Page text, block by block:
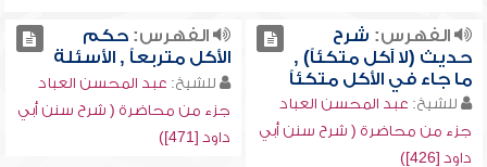
الفهرس: شرح
حديث (لا آكل متكئاً) ,
ما جاء في الأكل متكئاً
للشيخ: عبد المحسن العباد
جزء من محاضرة ( شرح سنن أبي
داود [426])
الفهرس:حكم
الأكل متربعاً , الأسئلة
للشيخ: عبد المحسن العباد
جزء من محاضرة ( شرح سنن أبي
داود [471])